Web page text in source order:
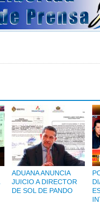
ADUANA ANUNCIA
JUICIO A DIRECTOR
DE SOL DE PANDO